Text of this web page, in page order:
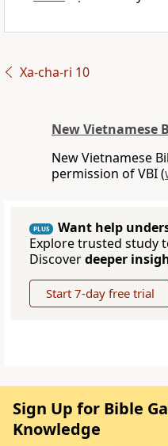
Xa-cha-ri 10
New Vietnamese
New Vietnamese
permission of VBI (
PLUS
Want help
Explore trusted study
Discoverdeeper
Start 7-day free trial
Sign Up for Bible
Knowledge